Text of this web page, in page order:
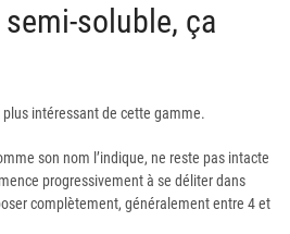
soluble, ça
intéressant de cette gamme.
son nom l’indique, ne reste pas intacte
progressivement à se déliter dans
complètement, généralement entre 4 et